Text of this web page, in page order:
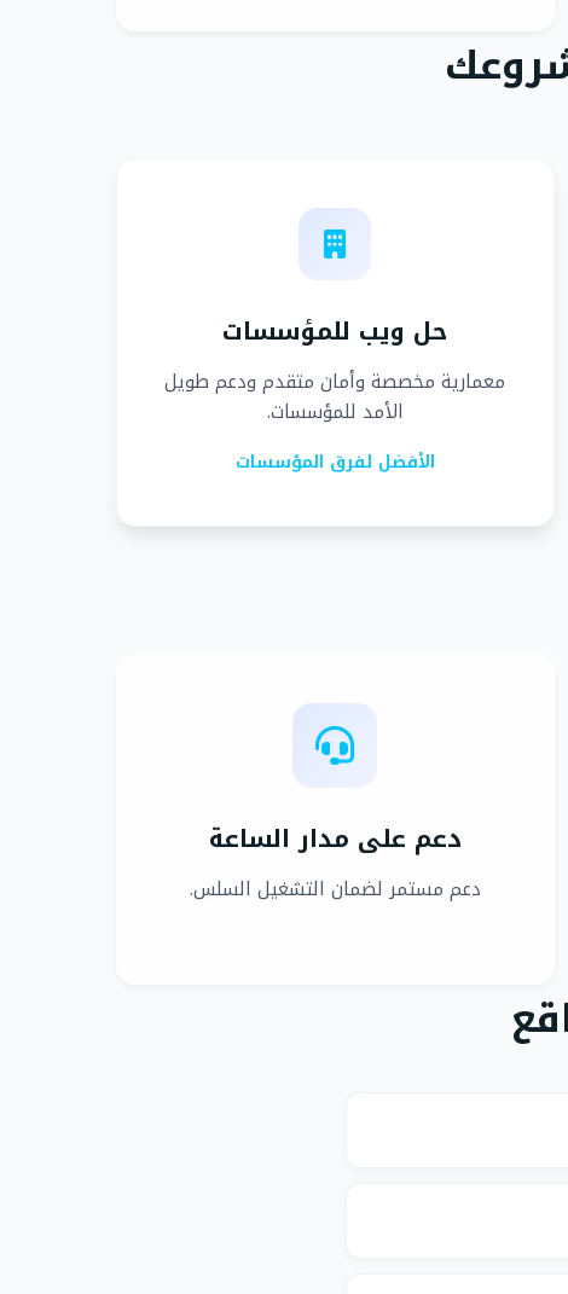
حل ويب للمؤسسات
معمارية مخصصة وأمان متقدم ودعم طويل
الأمد للمؤسسات.
الأفضل لفرق المؤسسات
دعم على مدار الساعة
دعم مستمر لضمان التشغيل السلس.